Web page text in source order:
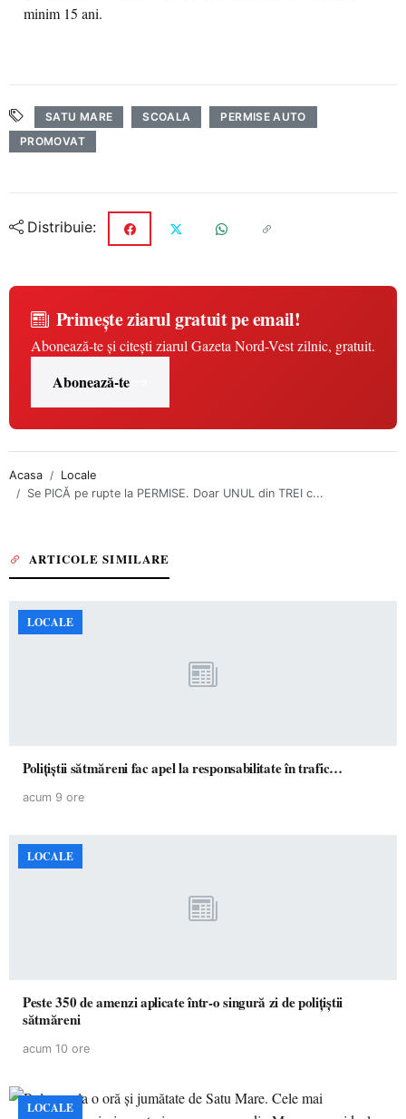
minim 15 ani.
SATU MARE SCOALA
PERMISE AUTO
PROMOVAT
Distribuie:
Primește ziarul gratuit pe email!
Abonează-te și citești ziarul Gazeta Nord-Vest zilnic, gratuit.
Abonează-te
Acasa
Locale
Se PICĂ pe rupte la PERMISE. Doar UNUL din TREI c...
ARTICOLE SIMILARE
LOCALE
Polițiștii sătmăreni fac apel la responsabilitate în trafic…
acum 9 ore
LOCALE
Peste 350 de amenzi aplicate într-o singură zi de polițiștii
sătmăreni
acum 10 ore
LOCALE